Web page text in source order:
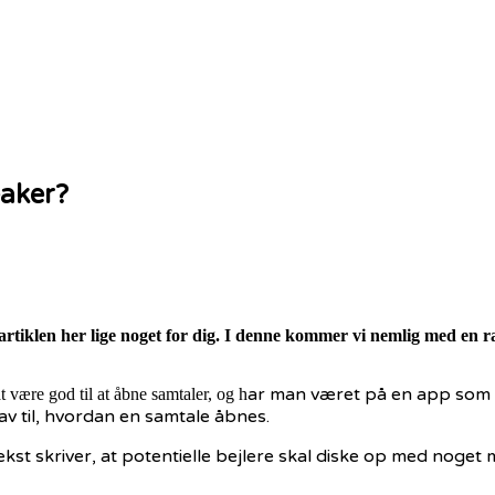
her lige noget for dig. I denne kommer vi nemlig med en
være god til at åbne samtaler, og har man været på en app som
til, hvordan en samtale åbnes.
skriver, at potentielle bejlere skal diske op med noget